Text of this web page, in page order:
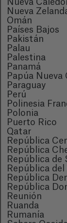
Nueva
Nueva
Omán
Países Bajos
Pakistán
Palau
Palestina
Panamá
Papúa Nueva
Paraguay
Perú
Polinesia
Polonia
Puerto Rico
Qatar
República
República
República de
República del
República
República
Reunión
Ruanda
Rumanía